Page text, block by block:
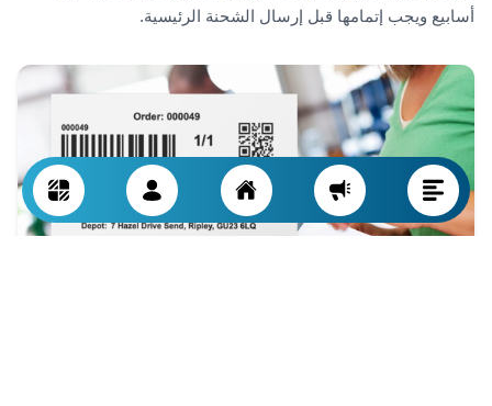
أسابيع ويجب إتمامها قبل إرسال الشحنة الرئيسية.